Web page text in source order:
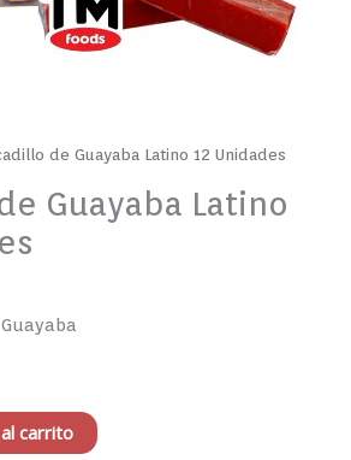
de Guayaba Latino 12 Unidades
Guayaba Latino
carrito